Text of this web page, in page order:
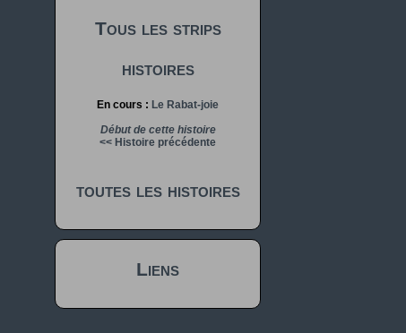
Tous les strips
histoires
En cours : Le Rabat-joie
Début de cette histoire
<< Histoire précédente
toutes les histoires
Liens